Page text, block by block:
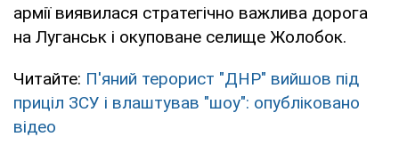
армії виявилася стратегічно важлива дорога
на Луганськ і окуповане селище Жолобок.
Читайте: П'яний терорист "ДНР" вийшов під
приціл ЗСУ і влаштував "шоу": опубліковано
відео